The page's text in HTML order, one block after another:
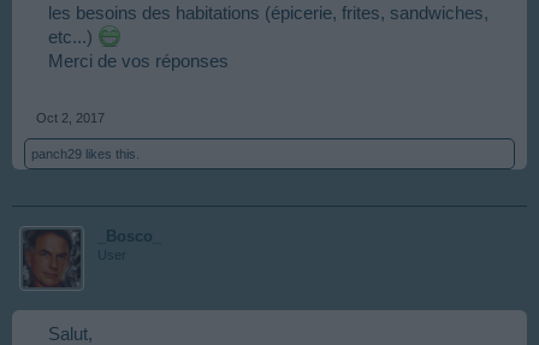
les besoins des habitations (épicerie, frites, sandwiches,
etc...)
Merci de vos réponses
Oct 2, 2017
panch29 likes this.
_Bosco_
User
Salut,